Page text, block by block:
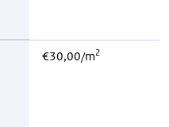
€30,00/m2